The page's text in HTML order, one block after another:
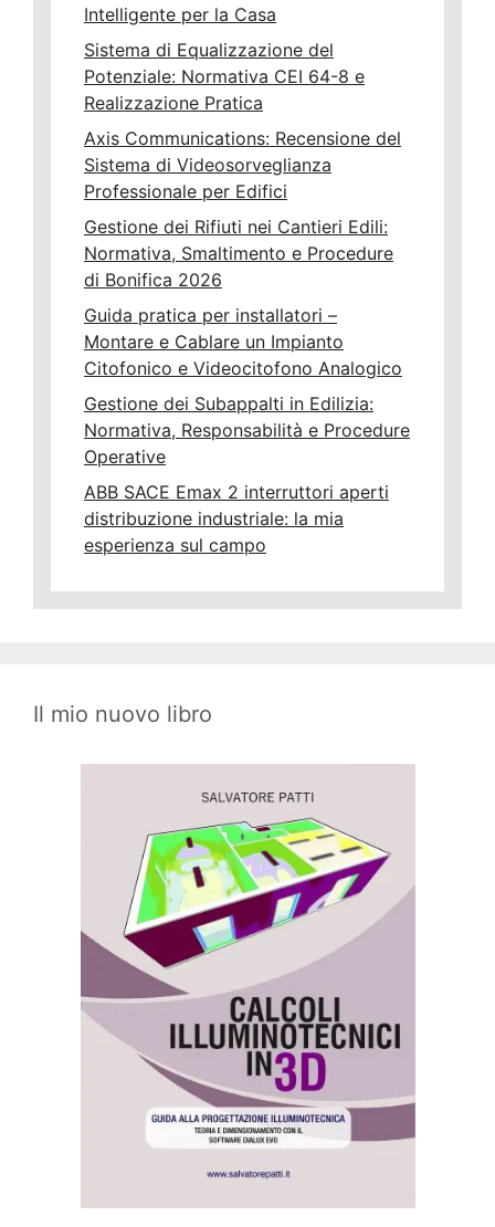
Intelligente per la Casa
Sistema di Equalizzazione del
Potenziale: Normativa CEI 64-8 e
Realizzazione Pratica
Axis Communications: Recensione del
Sistema di Videosorveglianza
Professionale per Edifici
Gestione dei Rifiuti nei Cantieri Edili:
Normativa, Smaltimento e Procedure
di Bonifica 2026
Guida pratica per installatori –
Montare e Cablare un Impianto
Citofonico e Videocitofono Analogico
Gestione dei Subappalti in Edilizia:
Normativa, Responsabilità e Procedure
Operative
ABB SACE Emax 2 interruttori aperti
distribuzione industriale: la mia
esperienza sul campo
Il mio nuovo libro